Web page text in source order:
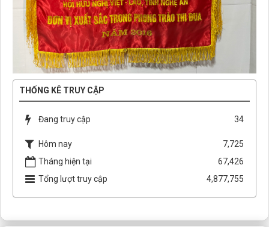
THỐNG KÊ TRUY CẬP
Đang truy cập 34
Hôm nay
7,725
Tháng hiện tại
67,426
Tổng lượt truy cập
4,877,755